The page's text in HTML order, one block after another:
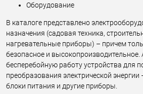
Оборудование
В каталоге представлено
назначения (садовая техника,
нагревательные приборы) – причем
безопасное и высокопроизводительное.
бесперебойную работу устройства для
преобразования электрической
блоки питания и другие приборы.